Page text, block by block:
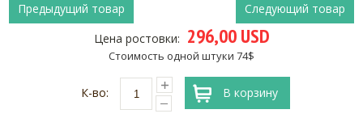
Предыдущий товар
Следующий товар
Цена ростовки: 296,00 USD
Стоимость одной штуки 74$
К-во: В корзину